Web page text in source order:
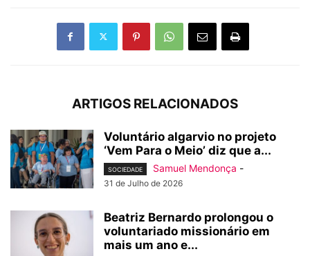
ARTIGOS RELACIONADOS
Voluntário algarvio no projeto
‘Vem Para o Meio’ diz que a...
SOCIEDADE Samuel Mendonça -
31 de Julho de 2026
Beatriz Bernardo prolongou o
voluntariado missionário em
mais um ano e...